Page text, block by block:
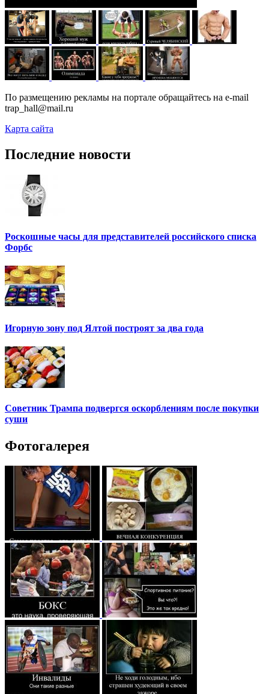
По размещению рекламы на портале обращайтесь на e-mail
trap_hall@mail.ru
Карта сайта
Последние новости
Роскошные часы для представителей российского списка
Форбс
Игорную зону под Ялтой построят за два года
Советник Трампа подвергся оскорблениям после покупки
суши
Фотогалерея